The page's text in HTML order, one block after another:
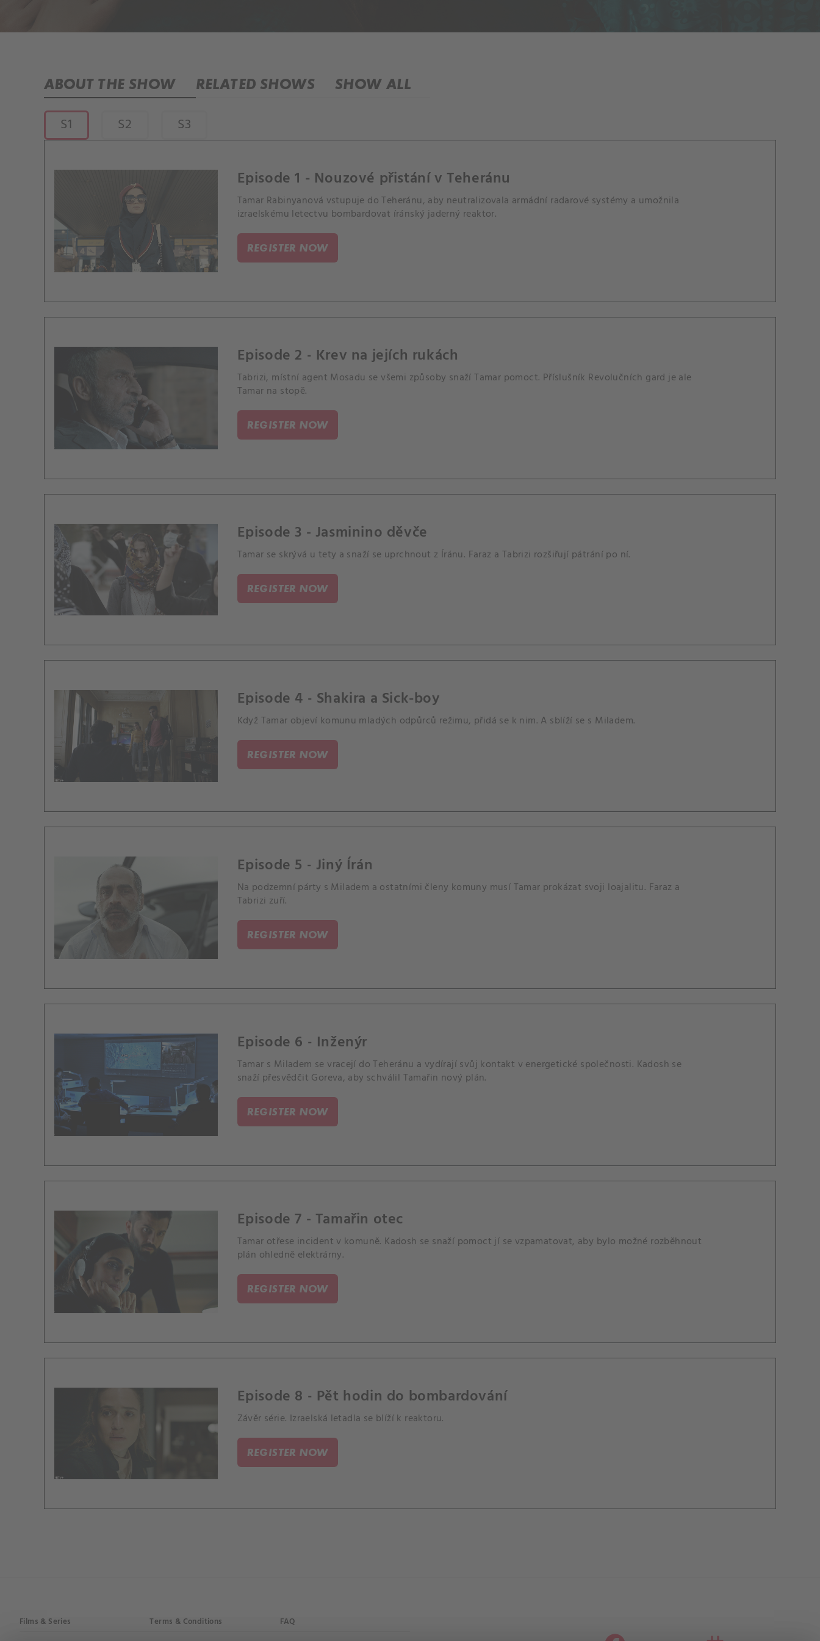
ABOUT THE SHOW RELATED SHOWS SHOW ALL
S1 S2 S3
Episode 1 - Nouzové přistání v Teheránu
Tamar Rabinyanová vstupuje do Teheránu, aby neutralizovala armádní radarové systémy a umožnila
izraelskému letectvu bombardovat íránský jaderný reaktor.
REGISTER NOW
Episode 2 - Krev na jejích rukách
Tabrizi, místní agent Mosadu se všemi způsoby snaží Tamar pomoct. Příslušník Revolučních gard je ale
Tamar na stopě.
REGISTER NOW
Episode 3 - Jasminino děvče
Tamar se skrývá u tety a snaží se uprchnout z Íránu. Faraz a Tabrizi rozšiřují pátrání po ní.
REGISTER NOW
Episode 4 - Shakira a Sick-boy
Když Tamar objeví komunu mladých odpůrců režimu, přidá se k nim. A sblíží se s Miladem.
REGISTER NOW
Episode 5 - Jiný Írán
Na podzemní párty s Miladem a ostatními členy komuny musí Tamar prokázat svoji loajalitu. Faraz a
Tabrizi zuří.
REGISTER NOW
Episode 6 - Inženýr
Tamar s Miladem se vracejí do Teheránu a vydírají svůj kontakt v energetické společnosti. Kadosh se
snaží přesvědčit Goreva, aby schválil Tamařin nový plán.
REGISTER NOW
Episode 7 - Tamařin otec
Tamar otřese incident v komuně. Kadosh se snaží pomoct jí se vzpamatovat, aby bylo možné rozběhnout
plán ohledně elektrárny.
REGISTER NOW
Episode 8 - Pět hodin do bombardování
Závěr série. Izraelská letadla se blíží k reaktoru.
REGISTER NOW
Films & Series Terms & Conditions FAQ